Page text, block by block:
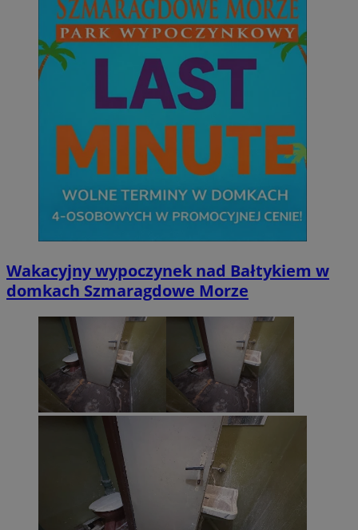
Wakacyjny wypoczynek nad Bałtykiem w
domkach Szmaragdowe Morze